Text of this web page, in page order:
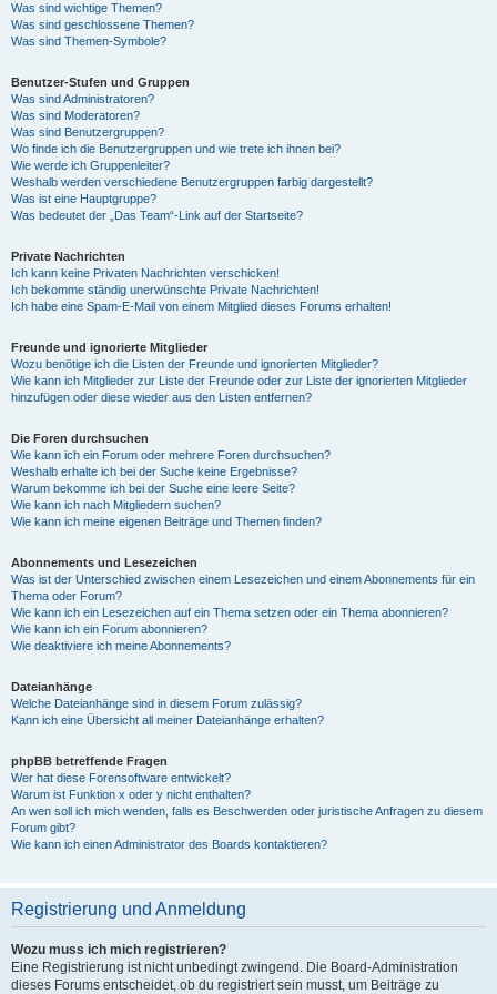
Was sind wichtige Themen?
Was sind geschlossene Themen?
Was sind Themen-Symbole?
Benutzer-Stufen und Gruppen
Was sind Administratoren?
Was sind Moderatoren?
Was sind Benutzergruppen?
Wo finde ich die Benutzergruppen und wie trete ich ihnen bei?
Wie werde ich Gruppenleiter?
Weshalb werden verschiedene Benutzergruppen farbig dargestellt?
Was ist eine Hauptgruppe?
Was bedeutet der „Das Team“-Link auf der Startseite?
Private Nachrichten
Ich kann keine Privaten Nachrichten verschicken!
Ich bekomme ständig unerwünschte Private Nachrichten!
Ich habe eine Spam-E-Mail von einem Mitglied dieses Forums erhalten!
Freunde und ignorierte Mitglieder
Wozu benötige ich die Listen der Freunde und ignorierten Mitglieder?
Wie kann ich Mitglieder zur Liste der Freunde oder zur Liste der ignorierten Mitglieder
hinzufügen oder diese wieder aus den Listen entfernen?
Die Foren durchsuchen
Wie kann ich ein Forum oder mehrere Foren durchsuchen?
Weshalb erhalte ich bei der Suche keine Ergebnisse?
Warum bekomme ich bei der Suche eine leere Seite?
Wie kann ich nach Mitgliedern suchen?
Wie kann ich meine eigenen Beiträge und Themen finden?
Abonnements und Lesezeichen
Was ist der Unterschied zwischen einem Lesezeichen und einem Abonnements für ein
Thema oder Forum?
Wie kann ich ein Lesezeichen auf ein Thema setzen oder ein Thema abonnieren?
Wie kann ich ein Forum abonnieren?
Wie deaktiviere ich meine Abonnements?
Dateianhänge
Welche Dateianhänge sind in diesem Forum zulässig?
Kann ich eine Übersicht all meiner Dateianhänge erhalten?
phpBB betreffende Fragen
Wer hat diese Forensoftware entwickelt?
Warum ist Funktion x oder y nicht enthalten?
An wen soll ich mich wenden, falls es Beschwerden oder juristische Anfragen zu diesem
Forum gibt?
Wie kann ich einen Administrator des Boards kontaktieren?
Registrierung und Anmeldung
Wozu muss ich mich registrieren?
Eine Registrierung ist nicht unbedingt zwingend. Die Board-Administration
dieses Forums entscheidet, ob du registriert sein musst, um Beiträge zu